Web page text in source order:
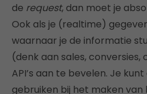
de request, dan moet je
Ook als je (realtime)
waarnaar je de informatie
(denk aan sales,
API’s aan te bevelen. Je
gebruiken bij het maken van